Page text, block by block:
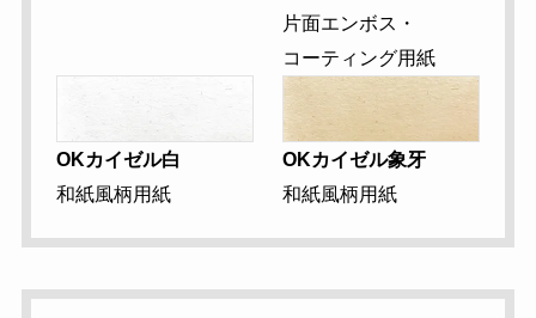
片面エンボス・
コーティング用紙
OKカイゼル白
和紙風柄用紙
OKカイゼル象牙
和紙風柄用紙